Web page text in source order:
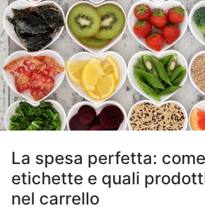
La spesa perfetta:
etichette e quali
nel carrello